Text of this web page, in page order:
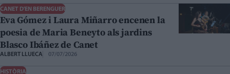
CANET D'EN BERENGUER
Eva Gómez i Laura Miñarro encenen la
poesia de Maria Beneyto als jardins
Blasco Ibáñez de Canet
ALBERT LLUECA 07/07/2026
HISTÒRIA